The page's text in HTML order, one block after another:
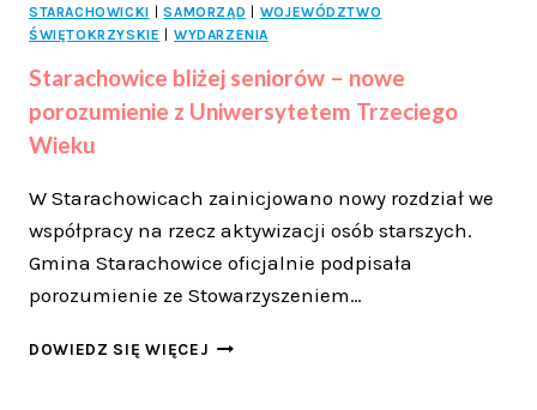
STARACHOWICKI
SAMORZĄD
WOJEWÓDZTWO
ŚWIĘTOKRZYSKIE
WYDARZENIA
Starachowice bliżej seniorów – nowe
porozumienie z Uniwersytetem Trzeciego
Wieku
W Starachowicach zainicjowano nowy rozdział we
współpracy na rzecz aktywizacji osób starszych.
Gmina Starachowice oficjalnie podpisała
porozumienie ze Stowarzyszeniem…
DOWIEDZ SIĘ WIĘCEJ STARACHOWICE